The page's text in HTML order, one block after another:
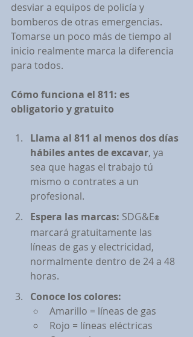
desviar a equipos de policía y
bomberos de otras emergencias.
Tomarse un poco más de tiempo al
inicio realmente marca la diferencia
para todos.
Cómo funciona el 811: es
obligatorio y gratuito
Llama al 811 al menos dos días
hábiles antes de excavar, ya
sea que hagas el trabajo tú
mismo o contrates a un
profesional.
Espera las marcas: SDG&E®
marcará gratuitamente las
líneas de gas y electricidad,
normalmente dentro de 24 a 48
horas.
Conoce los colores:
Amarillo = líneas de gas
Rojo = líneas eléctricas